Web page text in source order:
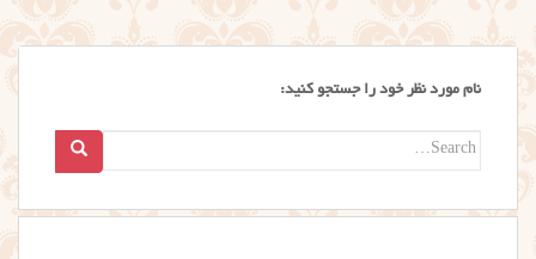
نام مورد نظر خود را جستجو کنید:
Search